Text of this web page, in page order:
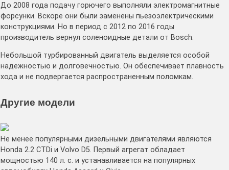
До 2008 года подачу горючего выполняли электромагнитные
форсунки. Вскоре они были заменены пьезоэлектрическими
конструкциями. Но в период с 2012 по 2016 годы
производитель вернул соленоидные детали от Bosch.
Небольшой турбированный двигатель выделяется особой
надежностью и долговечностью. Он обеспечивает плавность
хода и не подвергается распространенным поломкам.
Другие модели
Не менее популярными дизельными двигателями являются
Honda 2.2 CTDi и Volvo D5. Первый агрегат обладает
мощностью 140 л. с. и устанавливается на популярных